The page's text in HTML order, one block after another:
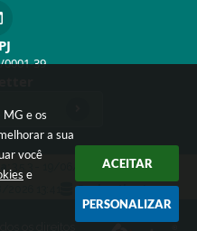
e os
a sua
você
e
ACEITAR
PERSONALIZAR
0001-39
3.5.3 - 19/06/2026
Dados Abertos